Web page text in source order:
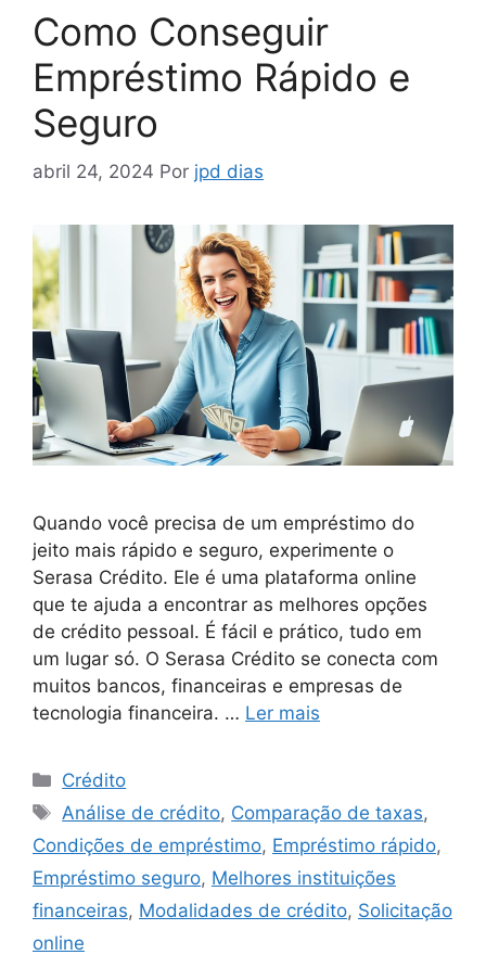
Como Conseguir
Empréstimo Rápido e
Seguro
abril 24, 2024 Por jpd dias
Quando você precisa de um empréstimo do
jeito mais rápido e seguro, experimente o
Serasa Crédito. Ele é uma plataforma online
que te ajuda a encontrar as melhores opções
de crédito pessoal. É fácil e prático, tudo em
um lugar só. O Serasa Crédito se conecta com
muitos bancos, financeiras e empresas de
tecnologia financeira. … Ler mais
Categorias
Crédito
Tags
Análise de crédito, Comparação de taxas,
Condições de empréstimo, Empréstimo rápido,
Empréstimo seguro, Melhores instituições
financeiras, Modalidades de crédito, Solicitação
online